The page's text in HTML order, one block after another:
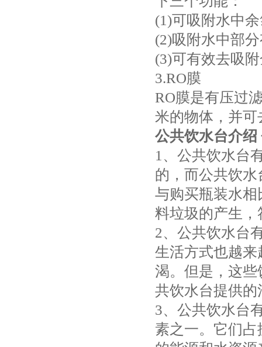
(1)可吸附水中
(2)吸附水中部
(3)可有效去吸
3.RO膜
RO膜是有压过
米的物体，并可
公共饮水台介绍
1、公共饮水台
的，而公共饮
与购买瓶装水
料垃圾的产生
2、公共饮水台
生活方式也越
渴。但是，这
共饮水台提供
3、公共饮水台
素之一。它们